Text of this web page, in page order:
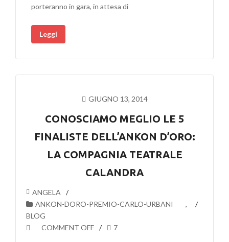
porteranno in gara, in attesa di
Leggi
GIUGNO 13, 2014
CONOSCIAMO MEGLIO LE 5
FINALISTE DELL’ANKON D’ORO:
LA COMPAGNIA TEATRALE
CALANDRA
ANGELA
ANKON-DORO-PREMIO-CARLO-URBANI
,
BLOG
COMMENT OFF
7